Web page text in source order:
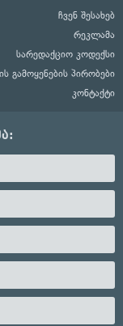
ჩვენ შესახებ
რეკლამა
სარედაქციო კოდექსი
გამოყენების პირობები
კონტაქტი